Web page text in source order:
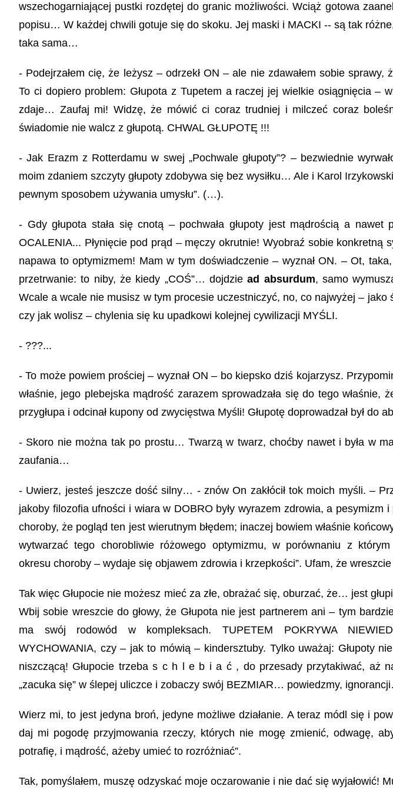
wszechogarniającej pustki rozdętej do granic możliwości. Wciąż gotowa
popisu… W każdej chwili gotuje się do skoku. Jej maski i MACKI -- są tak
taka sama…
- Podejrzałem cię, że leżysz – odrzekł ON – ale nie zdawałem sobie sprawy,
To ci dopiero problem: Głupota z Tupetem a raczej jej wielkie osiągnięcia –
zdaje… Zaufaj mi! Widzę, że mówić ci coraz trudniej i milczeć coraz
świadomie nie walcz z głupotą. CHWAL GŁUPOTĘ !!!
- Jak Erazm z Rotterdamu w swej „Pochwale głupoty”? – bezwiednie
moim zdaniem szczyty głupoty zdobywa się bez wysiłku… Ale i Karol Irzykowski
pewnym sposobem używania umysłu”. (…).
- Gdy głupota stała się cnotą – pochwała głupoty jest mądrością a nawet
OCALENIA... Płynięcie pod prąd – męczy okrutnie! Wyobraź sobie konkretną
napawa to optymizmem! Mam w tym doświadczenie – wyznał ON. – Ot,
przetrwanie: to niby, że kiedy „COŚ”… dojdziead absurdum, samo
Wcale a wcale nie musisz w tym procesie uczestniczyć, no, co najwyżej – jako
czy jak wolisz – chylenia się ku upadkowi kolejnej cywilizacji MYŚLI.
- ???...
- To może powiem prościej – wyznał ON – bo kiepsko dziś kojarzysz.
właśnie, jego plebejska mądrość zarazem sprowadzała się do tego właśnie,
przygłupa i odcinał kupony od zwycięstwa Myśli! Głupotę doprowadzał był do
- Skoro nie można tak po prostu… Twarzą w twarz, choćby nawet i była w
zaufania…
- Uwierz, jesteś jeszcze dość silny… - znów On zakłócił tok moich myśli. –
jakoby filozofia ufności i wiara w DOBRO były wyrazem zdrowia, a pesymizm i
choroby, że pogląd ten jest wierutnym błędem; inaczej bowiem właśnie
wytwarzać tego chorobliwie różowego optymizmu, w porównaniu z którym
okresu choroby – wydaje się objawem zdrowia i krzepkości”. Ufam, że
Tak więc Głupocie nie możesz mieć za złe, obrażać się, oburzać, że… jest
Wbij sobie wreszcie do głowy, że Głupota nie jest partnerem ani – tym
ma swój rodowód w kompleksach. TUPETEM POKRYWA
WYCHOWANIA, czy – jak to mówią – kindersztuby. Tylko uważaj: Głupoty
niszczącą! Głupocie trzeba s c h l e b i a ć , do przesady przytakiwać, aż
„zacuka się” w ślepej uliczce i zobaczy swój BEZMIAR… powiedzmy,
Wierz mi, to jest jedyna broń, jedyne możliwe działanie. A teraz módl się i
daj mi pogodę przyjmowania rzeczy, których nie mogę zmienić, odwagę,
potrafię, i mądrość, ażeby umieć to rozróżniać”.
Tak, pomyślałem, muszę odzyskać moje oczarowanie i nie dać się wyjałowić!